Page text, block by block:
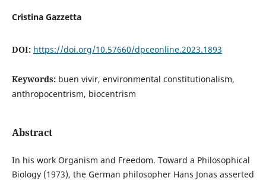
Cristina Gazzetta
DOI: https://doi.org/10.57660/dpceonline.2023.1893
Keywords: buen vivir, environmental constitutionalism,
anthropocentrism, biocentrism
Abstract
In his work Organism and Freedom. Toward a Philosophical
Biology (1973), the German philosopher Hans Jonas asserted